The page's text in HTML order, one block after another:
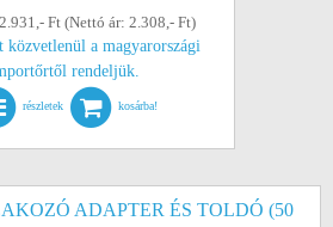
Ft (Nettó ár: 2.308,- Ft)
közvetlenül a magyarországi
rendeljük.
részletek kosárba!
ADAPTER ÉS TOLDÓ (50